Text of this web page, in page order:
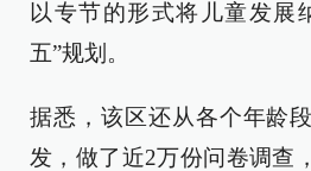
以专节的形式将儿童发展
五”规划。
据悉，该区还从各个年龄
发，做了近2万份问卷调查